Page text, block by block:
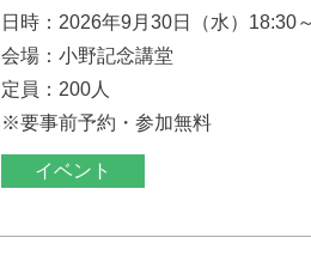
日時：2026年9月30日（水）18:30
会場：小野記念講堂
定員：200人
※要事前予約・参加無料
イベント